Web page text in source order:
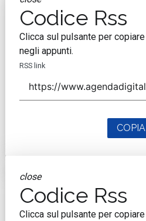
Codice Rss
Clicca sul pulsante per
negli appunti.
RSS link
close
Codice Rss
Clicca sul pulsante per